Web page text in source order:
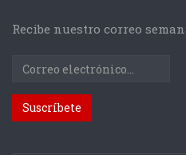
Recibe nuestro correo